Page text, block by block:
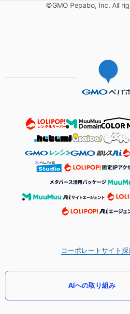
©GMO Pepabo, Inc. All
コーポレートサイト採
AIへの取り組み